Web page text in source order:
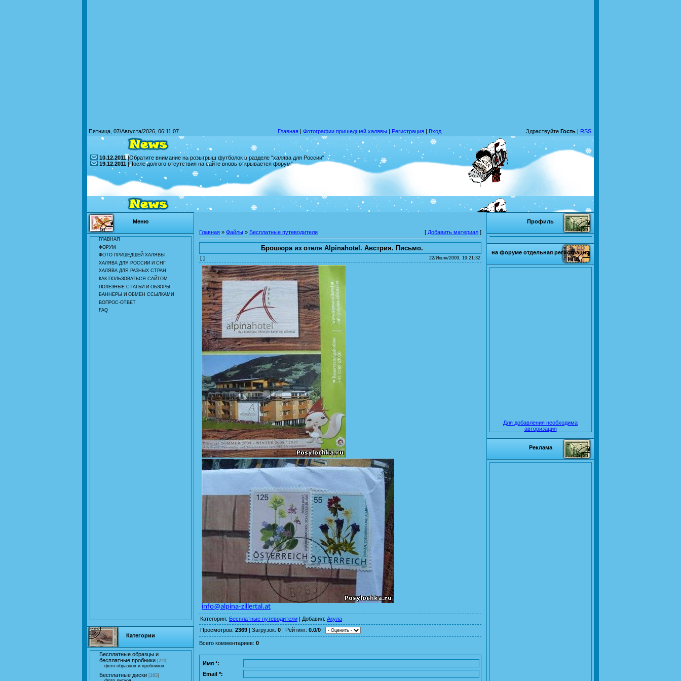
Пятница, 07/Августа/2026, 06:11:07 Главная| Фотографии пришедшей халявы| Регистрация| Вход Здраствуйте Гость | RSS
10.12.2011|Обратите внимание на розыгрыш футболок в разделе "халява для России"
19.12.2011 |После долгого отсутствия на сайте вновь открывается форум"
Меню
ГЛАВНАЯ
ФОРУМ
ФОТО ПРИШЕДШЕЙ ХАЛЯВЫ
ХАЛЯВА ДЛЯ РОССИИ И СНГ
ХАЛЯВА ДЛЯ РАЗНЫХ СТРАН
КАК ПОЛЬЗОВАТЬСЯ САЙТОМ
ПОЛЕЗНЫЕ СТАТЬИ И ОБЗОРЫ
БАННЕРЫ И ОБМЕН ССЫЛКАМИ
ВОПРОС-ОТВЕТ
FAQ
Категории
Бесплатные образцы и
бесплатные пробники [220]
фото образцов и пробников
Бесплатные диски [163]
Главная » Файлы » Бесплатные путеводители [ Добавить материал ]
Брошюра из отеля Alpinahotel. Австрия. Письмо.
[ ] 22/Июля/2009, 19:21:32
info@alpina-zillertal .at
Категория: Бесплатные путеводители | Добавил: Акула
Просмотров: 2369 | Загрузок: 0 | Рейтинг: 0.0/0 |
Всего комментариев: 0
Имя *:
Email *:
Профиль
на форуме отдельная регистрация
Для добавления необходима
авторизация
Реклама